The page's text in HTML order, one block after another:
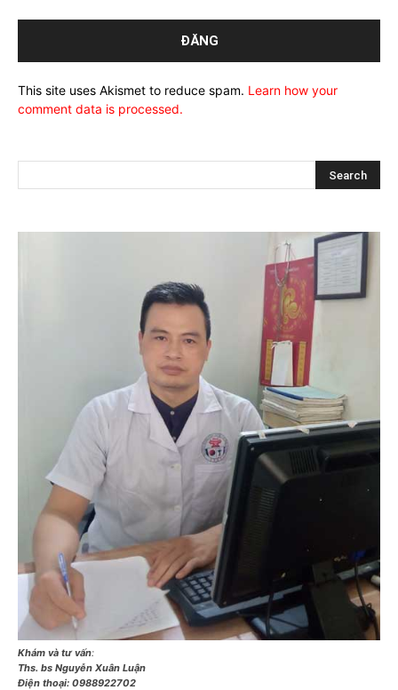
This site uses Akismet to reduce spam. Learn how your
comment data is processed.
Khám và tư vấn:
Ths. bs Nguyễn Xuân Luận
Điện thoại: 0988922702